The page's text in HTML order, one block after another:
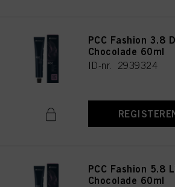
PCC Fashion 3.8
Chocolade 60ml
ID-nr. 2939324
PCC Fashion 5.8
Chocolade 60ml